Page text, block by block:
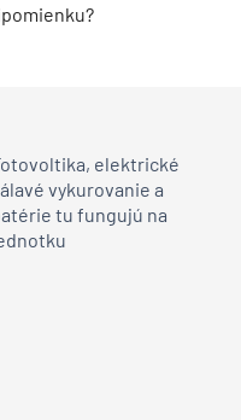
elektrické
vykurovanie a
tu fungujú na